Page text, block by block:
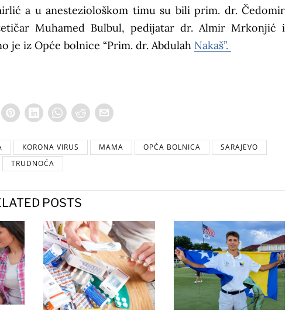
a u anesteziološkom timu su bili prim. dr. Čedomir
Muhamed Bulbul, pedijatar dr. Almir Mrkonjić i
je iz Opće bolnice “Prim. dr. Abdulah Nakaš”.
KORONA VIRUS MAMA OPĆA BOLNICA
SARAJEVO
TRUDNOĆA
POSTS